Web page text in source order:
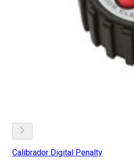
Calibrador Digital Penalty